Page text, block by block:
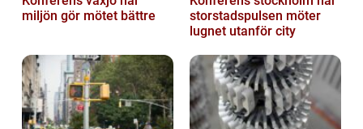
miljön gör mötet bättre
storstadspulsen möter
lugnet utanför city